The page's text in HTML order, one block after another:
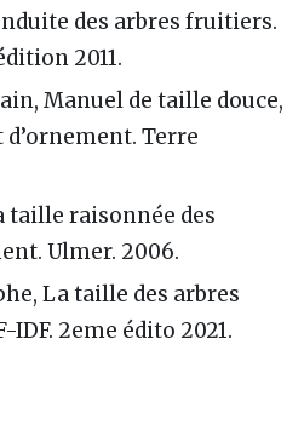
des arbres fruitiers.
2011.
Manuel de taille douce,
Terre
taille raisonnée des
Ulmer. 2006.
La taille des arbres
IDF. 2eme édito 2021.